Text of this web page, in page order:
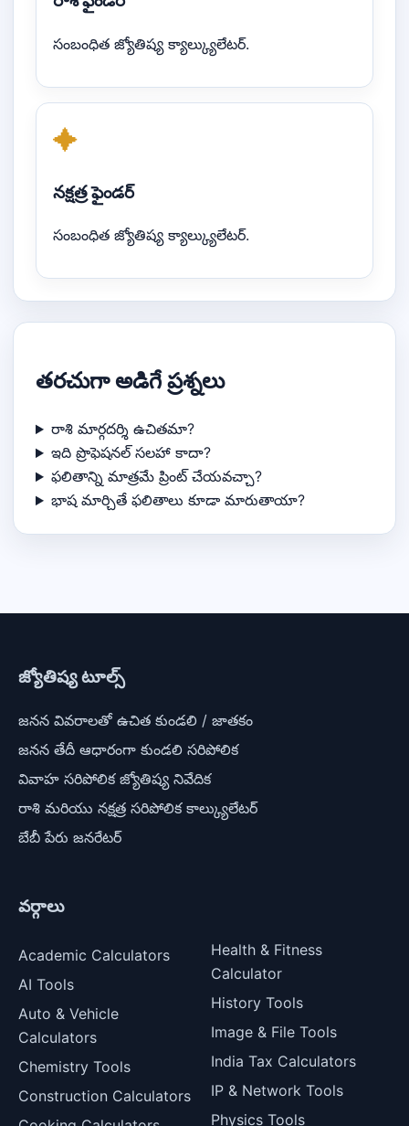
సంబంధిత జ్యోతిష్య క్యాల్క్యులేటర్.
✦
నక్షత్ర ఫైండర్
సంబంధిత జ్యోతిష్య క్యాల్క్యులేటర్.
తరచుగా అడిగే ప్రశ్నలు
రాశి మార్గదర్శి ఉచితమా?
ఇది ప్రొఫెషనల్ సలహా కాదా?
ఫలితాన్ని మాత్రమే ప్రింట్ చేయవచ్చా?
భాష మార్చితే ఫలితాలు కూడా మారుతాయా?
జ్యోతిష్య టూల్స్
జనన వివరాలతో ఉచిత కుండలి / జాతకం
జనన తేదీ ఆధారంగా కుండలి సరిపోలిక
వివాహ సరిపోలిక జ్యోతిష్య నివేదిక
రాశి మరియు నక్షత్ర సరిపోలిక కాల్క్యులేటర్
బేబీ పేరు జనరేటర్
వర్గాలు
Academic Calculators
AI Tools
Auto & Vehicle
Calculators
Chemistry Tools
Construction Calculators
Health & Fitness
Calculator
History Tools
Image & File Tools
India Tax Calculators
IP & Network Tools
Physics Tools